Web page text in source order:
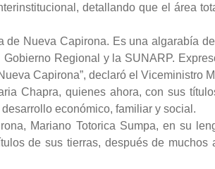
detallando que el área
de Nueva Capirona. Es una algarabía
Regional y la SUNARP.
Capirona”, declaró el Viceministro
Chapra, quienes ahora, con sus
económico, familiar y social.
Mariano Totorica Sumpa, en su
de sus tierras, después de muchos